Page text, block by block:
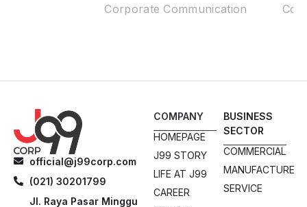
Corporate Communication
official@j99corp.com
(021) 30201799
Jl. Raya Pasar Minggu
COMPANY
HOMEPAGE
J99 STORY
LIFE AT J99
CAREER
BUSINESS
SECTOR
COMMERCIAL
MANUFACTURE
SERVICE